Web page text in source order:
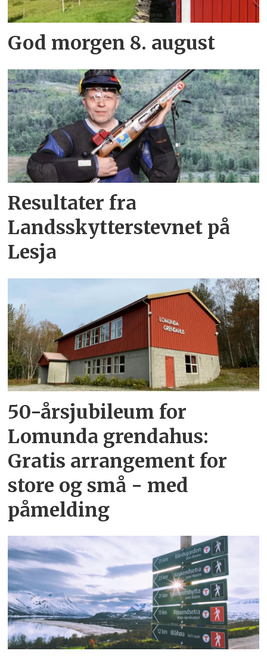
God morgen 8. august
Resultater fra
Landsskytterstevnet på
Lesja
50-årsjubileum for
Lomunda grendahus:
Gratis arrangement for
store og små - med
påmelding